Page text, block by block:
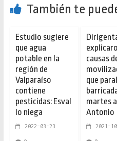
También te
Estudio sugiere
que agua
potable en la
región de
Valparaíso
contiene
pesticidas: Esval
lo niega
2022-03-23
causas
que
martes
Antonio
2021-